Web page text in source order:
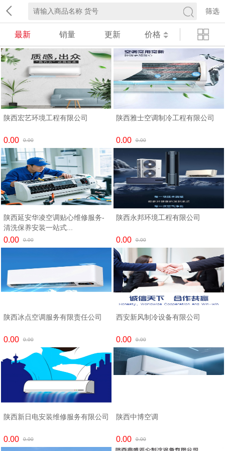
筛选
最新 销量 更新 价格
陕西宏艺环境工程有限公司
0.00 0.00
陕西雅士空调制冷工程有限公司
0.00 0.00
陕西延安华凌空调贴心维修服务-
清洗保养安装一站式...
0.00 0.00
陕西永邦环境工程有限公司
0.00 0.00
陕西冰点空调服务有限责任公司
0.00 0.00
西安新风制冷设备有限公司
0.00 0.00
陕西新日电安装维修服务有限公司
0.00 0.00
陕西中博空调
0.00 0.00